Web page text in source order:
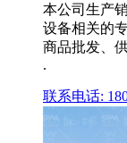
本公司生产
设备相关的
商品批发、
.
联系电话: